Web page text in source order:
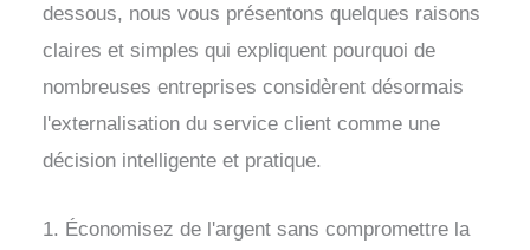
dessous, nous vous présentons quelques raisons
claires et simples qui expliquent pourquoi de
nombreuses entreprises considèrent désormais
l'externalisation du service client comme une
décision intelligente et pratique.
1. Économisez de l'argent sans compromettre la